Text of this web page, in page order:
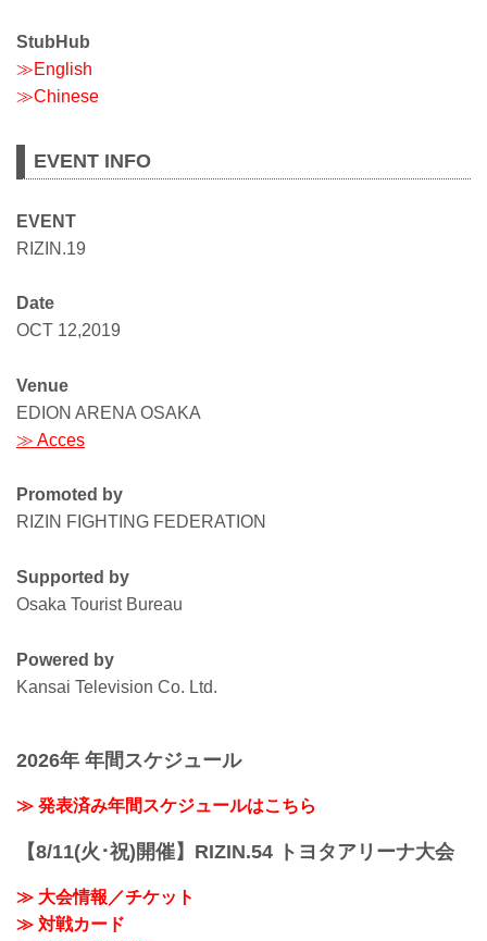
StubHub
≫English
≫Chinese
EVENT INFO
EVENT
RIZIN.19
Date
OCT 12,2019
Venue
EDION ARENA OSAKA
≫ Acces
Promoted by
RIZIN FIGHTING FEDERATION
Supported by
Osaka Tourist Bureau
Powered by
Kansai Television Co. Ltd.
2026年 年間スケジュール
≫ 発表済み年間スケジュールはこちら
【8/11(火･祝)開催】RIZIN.54 トヨタアリーナ大会
≫ 大会情報／チケット
≫ 対戦カード